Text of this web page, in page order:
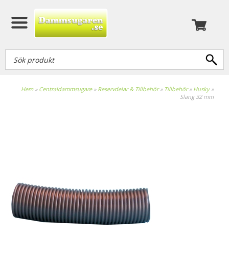
Hem» Centraldammsugare» Reservdelar & Tillbehör» Tillbehör» Husky»
Slang 32 mm